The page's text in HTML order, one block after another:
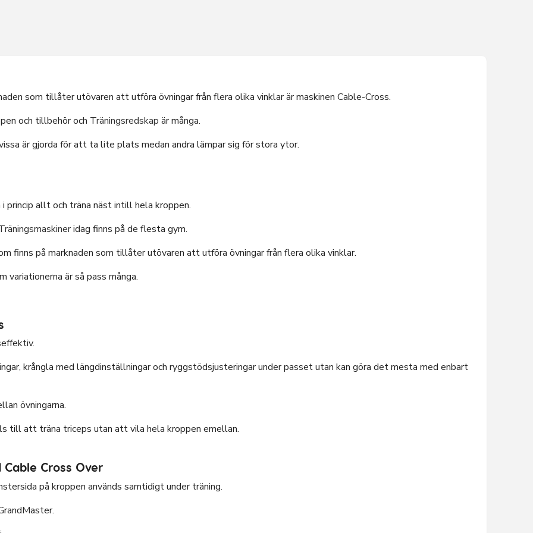
som tillåter utövaren att utföra övningar från flera olika vinklar är maskinen Cable-Cross.
och tillbehör och Träningsredskap är många.
är gjorda för att ta lite plats medan andra lämpar sig för stora ytor.
princip allt och träna näst intill hela kroppen.
idag finns på de flesta gym.
finns på marknaden som tillåter utövaren att utföra övningar från flera olika vinklar.
variationerna är så pass många.
krångla med längdinställningar och ryggstödsjusteringar under passet utan kan göra det mesta med enbart
övningarna.
till att träna triceps utan att vila hela kroppen emellan.
Cross Over
på kroppen används samtidigt under träning.